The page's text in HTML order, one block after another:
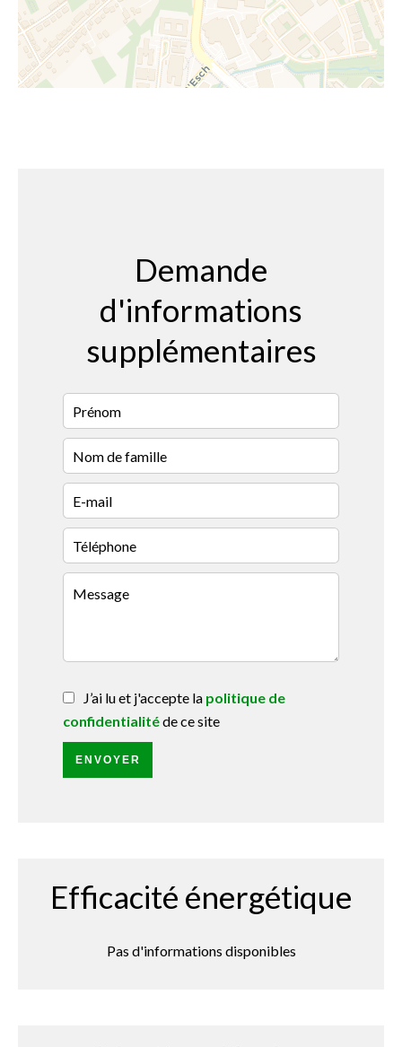
Demande
d'informations
supplémentaires
J’ai lu et j'accepte la politique de
confidentialitéde ce site
ENVOYER
Efficacité énergétique
Pas d'informations disponibles